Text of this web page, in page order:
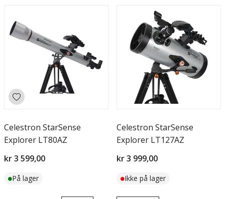
Celestron StarSense
Explorer LT80AZ
kr 3 599,00
På lager
Celestron StarSense
Explorer LT127AZ
kr 3 999,00
Ikke på lager